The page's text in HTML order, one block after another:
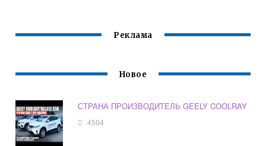
Реклама
Новое
СТРАНА ПРОИЗВОДИТЕЛЬ GEELY COOLRAY
4504